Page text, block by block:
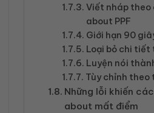
Viết nháp theo
about PPF
Giới hạn 90
Loại bỏ chi tiết
Luyện nói
Tùy chỉnh
Những lỗi khiến
about mất điểm